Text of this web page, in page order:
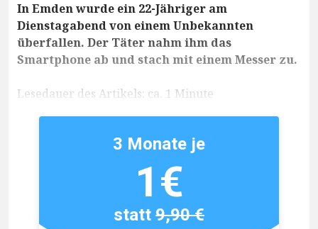
In Emden wurde ein 22-Jähriger am
Dienstagabend von einem Unbekannten
überfallen. Der Täter nahm ihm das
Smartphone ab und stach mit einem Messer zu.
Lesedauer des Artikels: ca. 1 Minute
3 Monate je
1€
statt9,90 €